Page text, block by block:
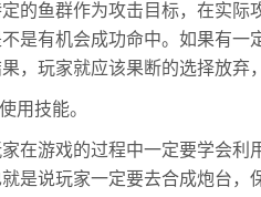
的鱼群作为攻击目标，在实际
不是有机会成功命中。如果有一
，玩家就应该果断的选择放弃
用技能。
在游戏的过程中一定要学会利
是说玩家一定要去合成炮台，